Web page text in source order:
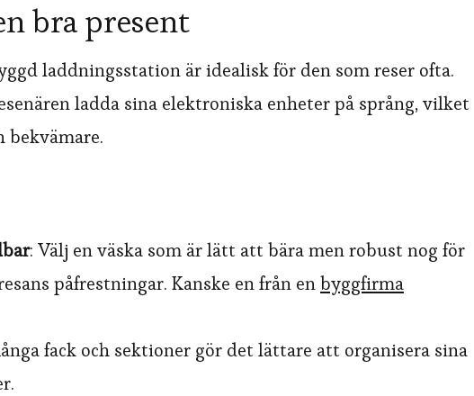
bra present
laddningsstation är idealisk för den som reser ofta.
ladda sina elektroniska enheter på språng, vilket
bekvämare.
: Välj en väska som är lätt att bära men robust nog för
påfrestningar. Kanske en från enbyggfirma
fack och sektioner gör det lättare att organisera sina